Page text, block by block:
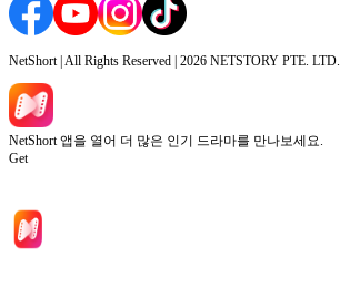
NetShort | All Rights Reserved | 2026 NETSTORY PTE. LTD.
NetShort 앱을 열어 더 많은 인기 드라마를 만나보세요.
Get